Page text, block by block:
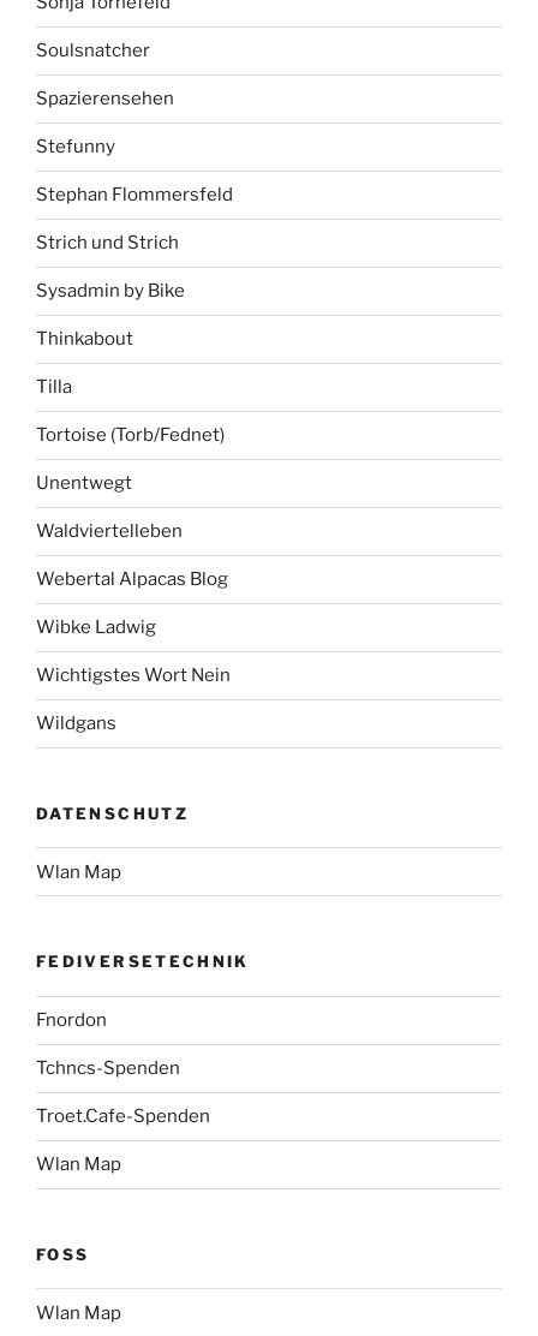
Soulsnatcher
Spazierensehen
Stefunny
Stephan Flommersfeld
Strich und Strich
Sysadmin by Bike
Thinkabout
Tilla
Tortoise (Torb/Fednet)
Unentwegt
Waldviertelleben
Webertal Alpacas Blog
Wibke Ladwig
Wichtigstes Wort Nein
Wildgans
DATENSCHUTZ
Wlan Map
FEDIVERSETECHNIK
Fnordon
Tchncs-Spenden
Troet.Cafe-Spenden
Wlan Map
FOSS
Wlan Map